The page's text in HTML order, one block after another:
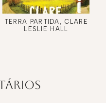
TERRA PARTIDA, CLARE
LESLIE HALL